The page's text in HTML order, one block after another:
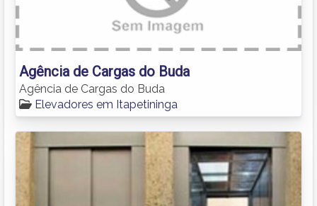
Agência de Cargas do Buda
Agência de Cargas do Buda
Elevadores em Itapetininga